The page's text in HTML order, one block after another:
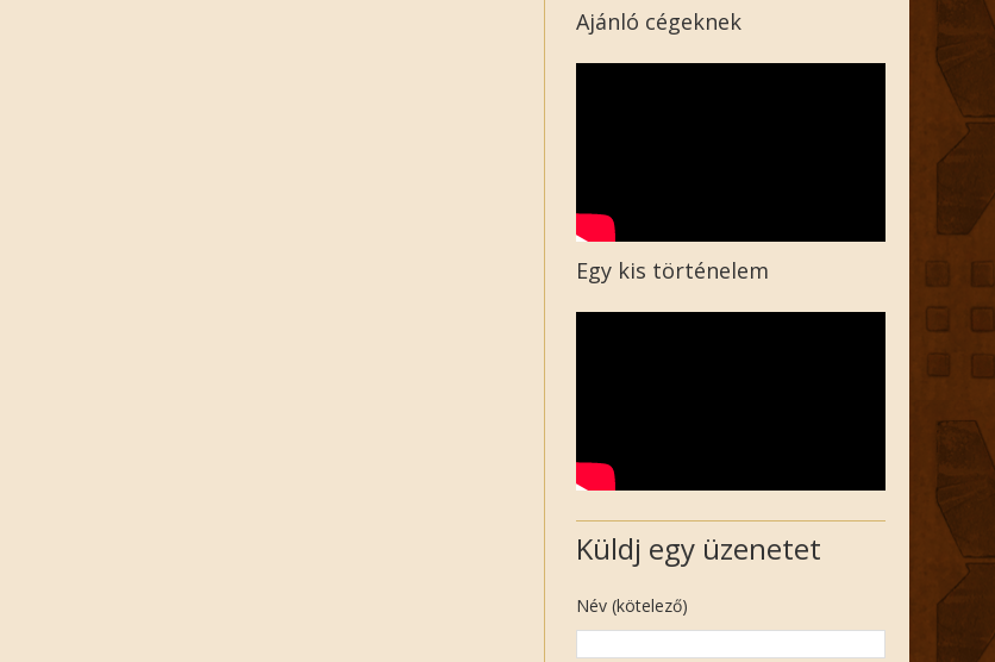
Ajánló cégeknek
Egy kis történelem
Küldj egy üzenetet
Név (kötelező)